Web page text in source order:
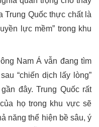
Trung Quốc thực chất là
lực mềm” trong khu
Nam Á vẫn đang tìm
“chiến dịch lấy lòng”
đây. Trung Quốc rất
họ trong khu vực sẽ
năng thể hiện bề sâu, ý